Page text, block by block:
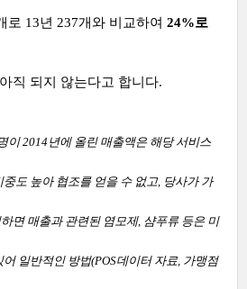
로 13년 237개와 비교하여 24%로
직 되지 않는다고 합니다.
이 2014년에 올린 매출액은 해당 서비스
도 높아 협조를 얻을 수 없고, 당사가 가
면 매출과 관련된 염모제, 샴푸류 등은 미
일반적인 방법(POS데이터 자료, 가맹점